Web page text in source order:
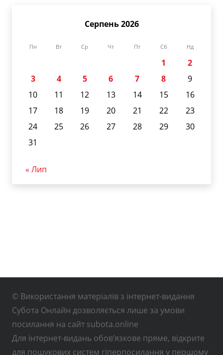
Серпень 2026
Пн Вт Ср Чт Пт Сб Нд
1
2
3
4 5 6 7 8
9
10
11 12 13 14 15
16
17
18 19 20 21 22
23
24
25 26 27 28 29
30
31
« Лип
© Використання матеріалів з інтернет-видання
Субота Онлайн дозволяється лише за умови
посилання на сайт subota.online
Для інтернет-видань обов’язкове пряме, відкрите
для пошукових систем гіперпосилання у першому